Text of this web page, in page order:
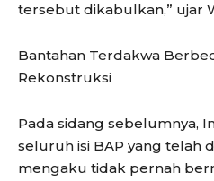
tersebut dikabulkan,” ujar
Bantahan Terdakwa
Rekonstruksi
Pada sidang sebelumnya,
seluruh isi BAP yang telah
mengaku tidak pernah